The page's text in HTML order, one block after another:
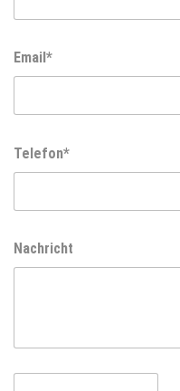
Email*
Telefon*
Nachricht